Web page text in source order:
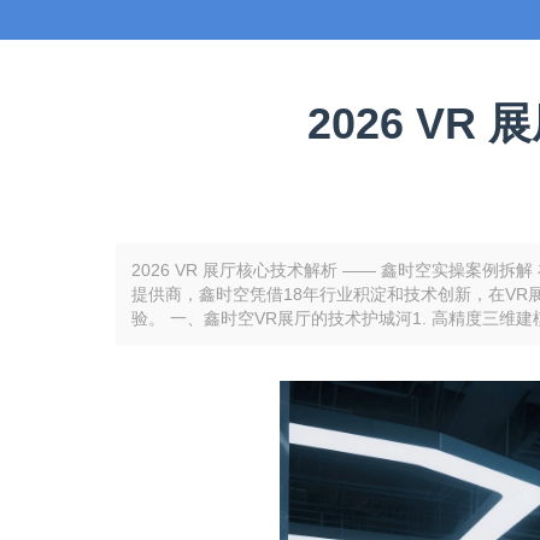
2026 VR
2026 VR 展厅核心技术解析 —— 鑫时空实操案例拆解
提供商，鑫时空凭借18年行业积淀和技术创新，在
验。 一、鑫时空VR展厅的技术护城河1. 高精度三维